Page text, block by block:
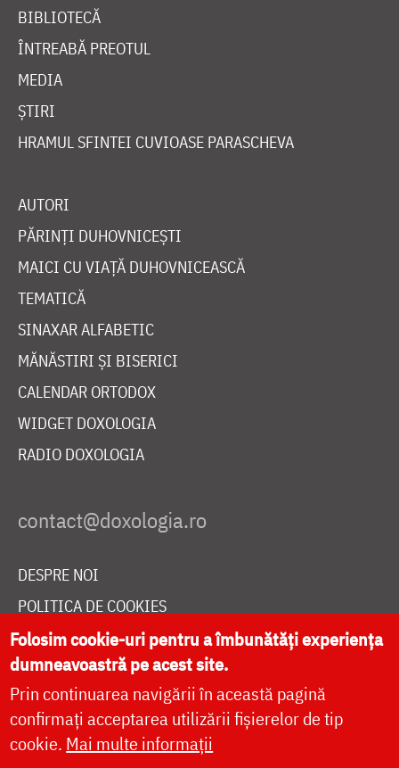
BIBLIOTECĂ
ÎNTREABĂ PREOTUL
MEDIA
ȘTIRI
HRAMUL SFINTEI CUVIOASE PARASCHEVA
AUTORI
PĂRINȚI DUHOVNICEȘTI
MAICI CU VIAȚĂ DUHOVNICEASCĂ
TEMATICĂ
SINAXAR ALFABETIC
MĂNĂSTIRI ȘI BISERICI
CALENDAR ORTODOX
WIDGET DOXOLOGIA
RADIO DOXOLOGIA
DESPRE NOI
POLITICA DE COOKIES
DONEAZĂ ONLINE PENTRU CATEDRALA NAȚIONALĂ
LIVE
Folosim cookie-uri pentru a îmbunătăți experiența
dumneavoastră pe acest site.
Prin continuarea navigării în această pagină
confirmați acceptarea utilizării fișierelor de tip
cookie. Mai multe informații